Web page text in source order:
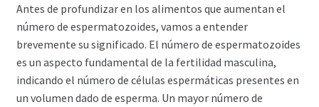
Antes de profundizar en los alimentos que aumentan el
número de espermatozoides, vamos a entender
brevemente su significado. El número de espermatozoides
es un aspecto fundamental de la fertilidad masculina,
indicando el número de células espermáticas presentes en
un volumen dado de esperma. Un mayor número de